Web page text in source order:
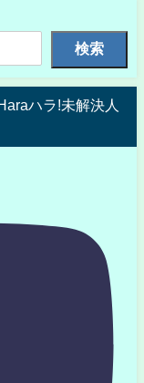
検索
ハラ!未解決人